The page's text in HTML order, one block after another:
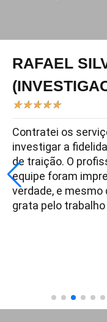
RAFAEL
★★★★★
Contratei os
investigar a
de traição. O
equipe foram
verdade, e
grata pelo trabalho